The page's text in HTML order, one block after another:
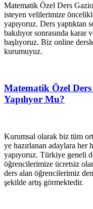
Matematik Özel Ders
isteyen velilerimize
yapıyoruz. Ders yaptıktan
bakılıyor sonrasında
başlıyoruz. Biz online
kurumuyuz.
Matematik Özel
Yapılıyor Mu?
Kurumsal olarak biz tüm
ye hazırlanan adaylara her
yapıyoruz. Türkiye geneli
öğrencilerimize ücretsiz
ders alan öğrencilerimiz
şekilde artış görmektedir.